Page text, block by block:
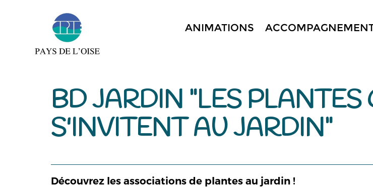
ANIMATIONS
BD JARDIN "LES
S'INVITENT AU JARDIN"
Découvrez les associations de plantes au jardin !